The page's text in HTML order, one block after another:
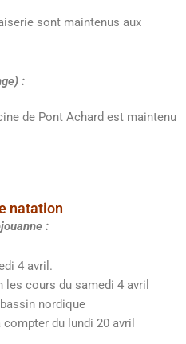
sont maintenus aux
:
de Pont Achard est maintenu
natation
:
4 avril.
les cours du samedi 4 avril
nordique
du lundi 20 avril